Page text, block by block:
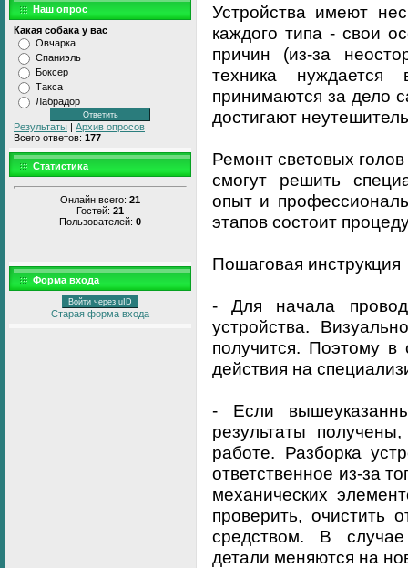
Наш опрос
Какая собака у вас
Овчарка
Спаниэль
Боксер
Такса
Лабрадор
Результаты | Архив опросов
Всего ответов: 177
Статистика
Онлайн всего: 21
Гостей: 21
Пользователей: 0
Форма входа
Войти через uID
Старая форма входа
Устройства имеют
каждого типа - свои
причин (из-за
техника
принимаются за дело
достигают
Ремонт световых
смогут решить
опыт и
этапов состоит
Пошаговая инструкция
- Для начала
устройства.
получится. Поэтому
действия на
- Если
результаты
работе. Разборка
ответственное из-за
механических
проверить, очистить
средством. В
детали меняются на